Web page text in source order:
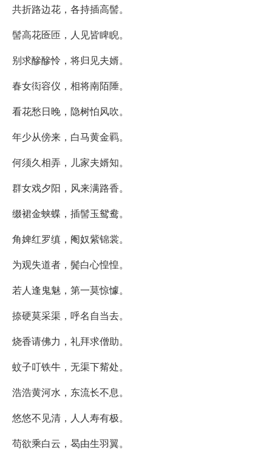
共折路边花，各持插高髻。
髻高花匼匝，人见皆睥睨。
别求醦醦怜，将归见夫婿。
春女衒容仪，相将南陌陲。
看花愁日晚，隐树怕风吹。
年少从傍来，白马黄金羁。
何须久相弄，儿家夫婿知。
群女戏夕阳，风来满路香。
缀裙金蛱蝶，插髻玉鸳鸯。
角婢红罗缜，阉奴紫锦裳。
为观失道者，鬓白心惶惶。
若人逢鬼魅，第一莫惊懅。
捺硬莫采渠，呼名自当去。
烧香请佛力，礼拜求僧助。
蚊子叮铁牛，无渠下觜处。
浩浩黄河水，东流长不息。
悠悠不见清，人人寿有极。
苟欲乘白云，曷由生羽翼。